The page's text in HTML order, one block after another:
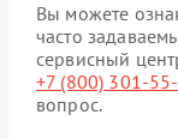
Вы можете
часто
сервисный
+7 (800) 301-
вопрос.